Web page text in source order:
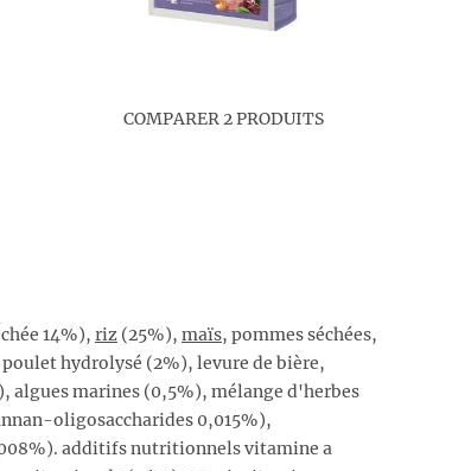
COMPARER 2 PRODUITS
14%), riz (25%), maïs, pommes séchées,
hydrolysé (2%), levure de bière,
algues marines (0,5%), mélange d'herbes
oligosaccharides 0,015%),
additifs nutritionnels vitamine a